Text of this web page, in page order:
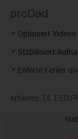
proDad
Optimiert Videos
Stabilisiert
Enfernt Fehler
Artikelnr.